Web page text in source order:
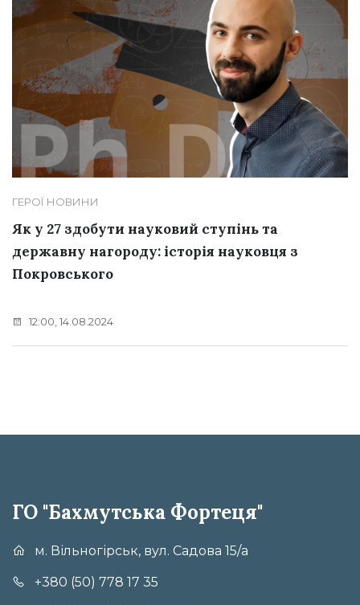
ГЕРОЇ НОВИНИ
Як у 27 здобути науковий ступінь та
державну нагороду: історія науковця з
Покровського
12:00, 14.08.2024
ГО "Бахмутська Фортеця"
м. Вільногірськ, вул. Садова 15/а
+380 (50) 778 17 35